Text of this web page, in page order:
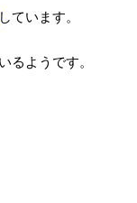
ています。
るようです。